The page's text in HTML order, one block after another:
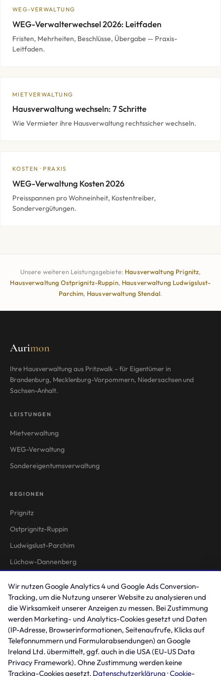
WEG-VERWALTUNG
WEG-Verwalterwechsel 2026: Leitfaden
Fristen, Mehrheiten, Beschlüsse, Übergabe — Praxis-
Leitfaden.
MIETVERWALTUNG
Hausverwaltung wechseln: 7 Schritte
Wie Vermieter ihre Hausverwaltung rechtssicher wechseln.
KOSTEN · PRAXIS
WEG-Verwaltung Kosten 2026
Preisspannen pro Wohneinheit, Kostentreiber,
Sondervergütungen.
Unsere weiteren Leistungsgebiete: Hausverwaltung Prignitz,
HausverwaltungOstprignitz-Ruppin, Hausverwaltung Ludwigslust-
Parchim, HausverwaltungStendal.
Aurimon
Ihre Hausverwaltung aus Pritzwalk – für Eigentümer in
Brandenburg, Mecklenburg-Vorpommern, Niedersachsen und
Sachsen-Anhalt.
LEISTUNGEN
Mietverwaltung
WEG-Verwaltung
Sondereigentumsverwaltung
REGIONEN
Prignitz
Ostprignitz-Ruppin
Ludwigslust-Parchim
Lüchow-Dannenberg
RECHTLICHES
Impressum
Datenschutzerklärung
KONTAKT
Wir nutzen Google Analytics 4 und Google Ads Conversion-
Tracking, um die Nutzung unserer Website zu analysieren und
die Wirksamkeit unserer Anzeigen zu messen. Bei Zustimmung
werden Marketing- und Analytics-Cookies gesetzt und Daten
(IP-Adresse, Browserinformationen, Seitenaufrufe, Klicks auf
Telefonnummern und Formularabsendungen) an Google
Ireland Ltd. übermittelt, ggf. auch in die USA (EU-US Data
Privacy Framework). Ohne Zustimmung werden keine
Tracking-Cookies gesetzt. Datenschutzerklärung ·Cookie-